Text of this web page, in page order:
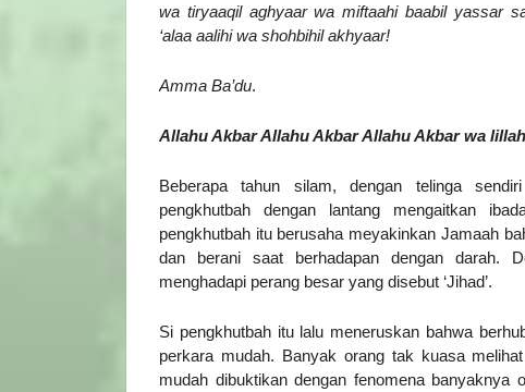
wa tiryaaqil aghyaar wa miftaahi baabil yassar
‘alaa aalihi wa shohbihil akhyaar!
Amma Ba’du.
Allahu Akbar Allahu Akbar Allahu Akbar wa
Beberapa tahun silam, dengan telinga
pengkhutbah dengan lantang mengaitkan
pengkhutbah itu berusaha meyakinkan Jamaah
dan berani saat berhadapan dengan darah.
menghadapi perang besar yang disebut ‘Jihad’.
Si pengkhutbah itu lalu meneruskan bahwa
perkara mudah. Banyak orang tak kuasa
mudah dibuktikan dengan fenomena banyaknya